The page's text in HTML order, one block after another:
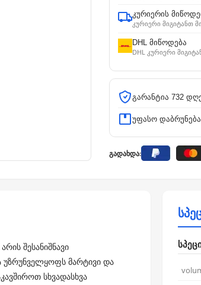
კურიერის
კურიერი მიგიტანთ
DHL მიწოდება
DHL კურიერი
გარანტია 732
უფასო
გადახდა:
შესანიშნავი
უზრუნველყოფს მარტივი და
სხვადასხვა